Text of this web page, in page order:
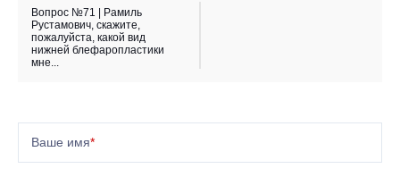
Вопрос №71 | Рамиль
Рустамович, скажите,
пожалуйста, какой вид
нижней блефаропластики
мне...
Ваше имя*